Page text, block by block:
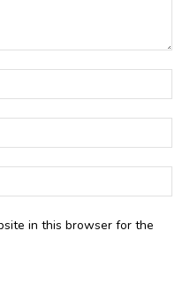
in this browser for the